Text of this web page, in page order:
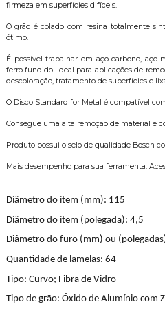
firmeza em superfícies difíceis.
O grão é colado com resina totalmente
ótimo.
É possível trabalhar em aço-carbono, aço
ferro fundido. Ideal para aplicações de
descoloração, tratamento de superfícies e
O Disco Standard for Metal é compatível
Consegue uma alta remoção de material e
Produto possui o selo de qualidade Bosch
Mais desempenho para sua ferramenta.
Diâmetro do item (mm): 115
Diâmetro do item (polegada): 4,5
Diâmetro do furo (mm) ou
Quantidade de lamelas: 64
Tipo: Curvo; Fibra de Vidro
Tipo de grão: Óxido de Alumínio com